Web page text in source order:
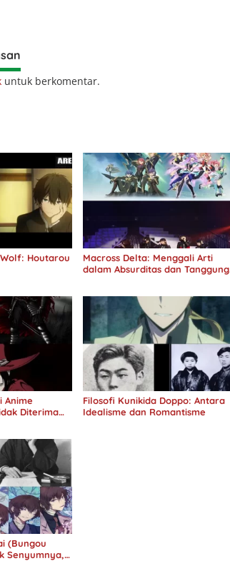
untuk berkomentar.
Houtarou
Macross Delta: Menggali Arti
dalam Absurditas dan Tanggung
Anime
Diterima
Filosofi Kunikida Doppo: Antara
Idealisme dan Romantisme
(Bungou
Senyumnya,